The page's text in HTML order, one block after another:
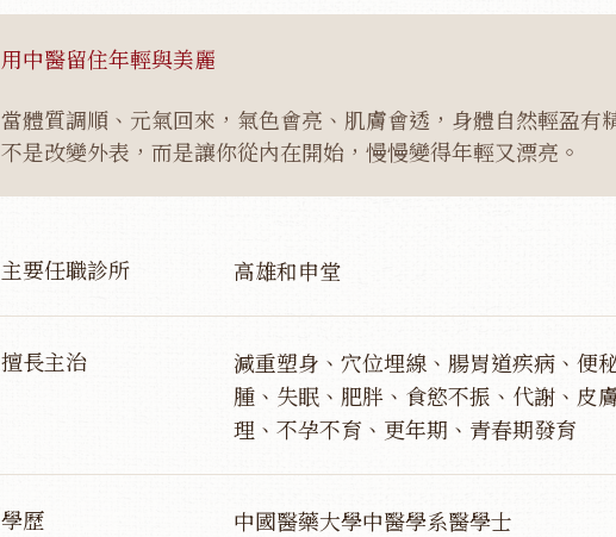
用中醫留住年輕與美麗
當體質調順、元氣回來，氣色會亮、肌膚會透，身體自然輕盈有
不是改變外表，而是讓你從內在開始，慢慢變得年輕又漂亮。
主要任職診所 高雄和申堂
擅長主治
減重塑身、穴位埋線、腸胃道疾病、便
腫、失眠、肥胖、食慾不振、代謝、皮
理、不孕不育、更年期、青春期發育
學歷 中國醫藥大學中醫學系醫學士